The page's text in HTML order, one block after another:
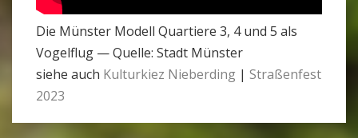
Die Münster Modell Quar­tiere 3, 4 und 5 als
Vogel­flug — Quelle: Stadt Münster
siehe auch Kul­tur­kiez Nie­ber­ding | Stra­ßen­fest
2023